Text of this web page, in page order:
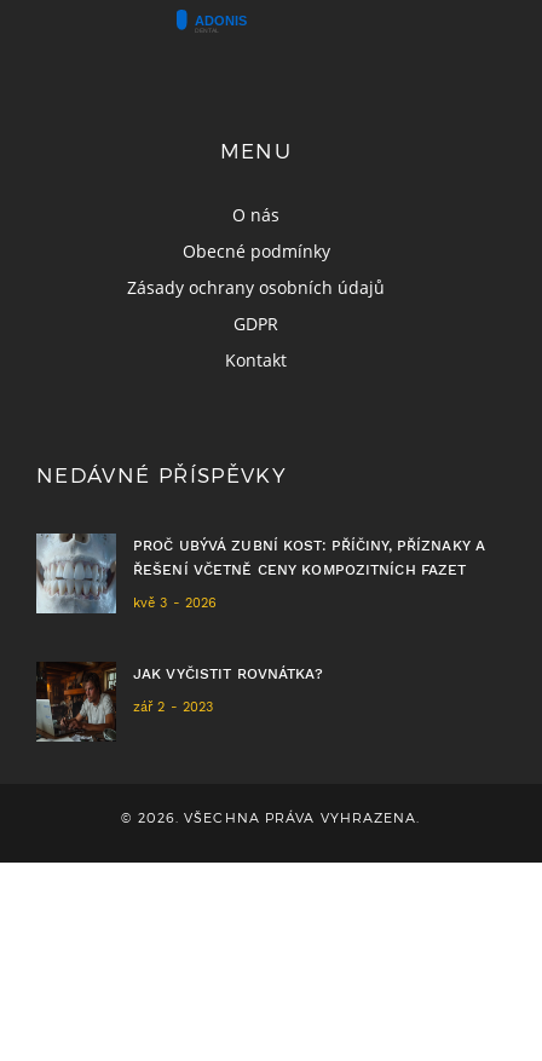
MENU
O nás
Obecné podmínky
Zásady ochrany osobních údajů
GDPR
Kontakt
NEDÁVNÉ PŘÍSPĚVKY
PROČ UBÝVÁ ZUBNÍ KOST: PŘÍČINY, PŘÍZNAKY A
ŘEŠENÍ VČETNĚ CENY KOMPOZITNÍCH FAZET
kvě 3 - 2026
JAK VYČISTIT ROVNÁTKA?
zář 2 - 2023
© 2026. VŠECHNA PRÁVA VYHRAZENA.